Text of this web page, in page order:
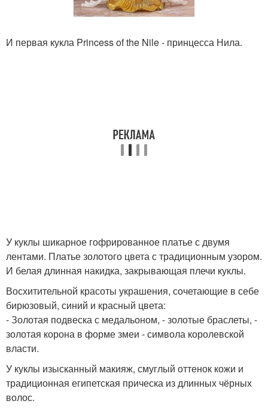
И первая кукла Princess of the Nile - принцесса Нила.
У куклы шикарное гофрированное платье с двумя
лентами. Платье золотого цвета с традиционным узором.
И белая длинная накидка, закрывающая плечи куклы.
Восхитительной красоты украшения, сочетающие в себе
бирюзовый, синий и красный цвета:
- Золотая подвеска с медальоном, - золотые браслеты, -
золотая корона в форме змеи - символа королевской
власти.
У куклы изысканный макияж, смуглый оттенок кожи и
традиционная египетская прическа из длинных чёрных
волос.